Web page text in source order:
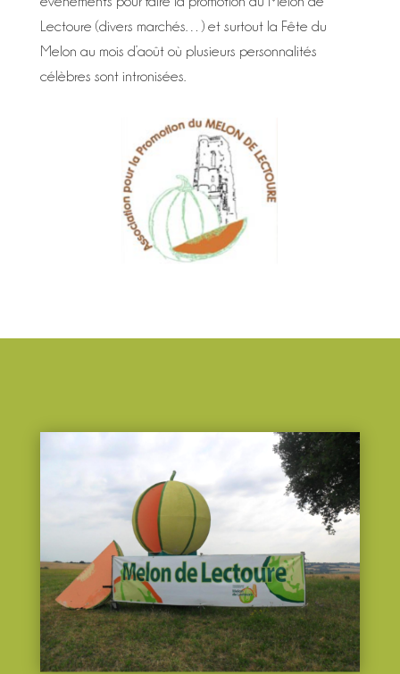
Lectoure (divers marchés…) et surtout la Fête du
Melon au mois d’août où plusieurs personnalités
célèbres sont intronisées.